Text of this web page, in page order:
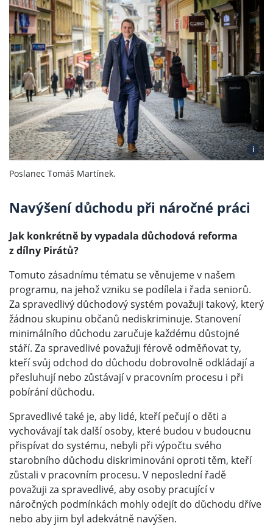
i
Poslanec Tomáš Martínek.
Navýšení důchodu při náročné práci
Jak konkrétně by vypadala důchodová reforma
z dílny Pirátů?
Tomuto zásadnímu tématu se věnujeme v našem
programu, na jehož vzniku se podílela i řada seniorů.
Za spravedlivý důchodový systém považuji takový, který
žádnou skupinu občanů nediskriminuje. Stanovení
minimálního důchodu zaručuje každému důstojné
stáří. Za spravedlivé považuji férově odměňovat ty,
kteří svůj odchod do důchodu dobrovolně odkládají a
přesluhují nebo zůstávají v pracovním procesu i při
pobírání důchodu.
Spravedlivé také je, aby lidé, kteří pečují o děti a
vychovávají tak další osoby, které budou v budoucnu
přispívat do systému, nebyli při výpočtu svého
starobního důchodu diskriminováni oproti těm, kteří
zůstali v pracovním procesu. V neposlední řadě
považuji za spravedlivé, aby osoby pracující v
náročných podmínkách mohly odejít do důchodu dříve
nebo aby jim byl adekvátně navýšen.